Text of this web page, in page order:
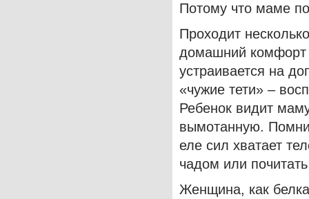
Потому что маме
Проходит
домашний комфорт
устраивается на
«чужие тети» –
Ребенок видит
вымотанную.
еле сил хватает
чадом или
Женщина, как